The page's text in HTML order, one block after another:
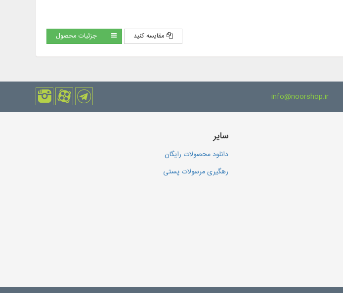
مقایسه کنید جزئیات محصول
info@noorshop.ir
سایر
دانلود محصولات رایگان
رهگیری مرسولات پستی